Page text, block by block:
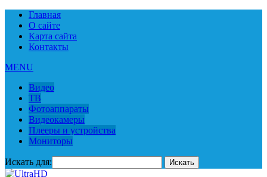
Главная
О сайте
Карта сайта
Контакты
MENU
Видео
ТВ
Фотоаппараты
Видеокамеры
Плееры и устройства
Мониторы
Искать для: